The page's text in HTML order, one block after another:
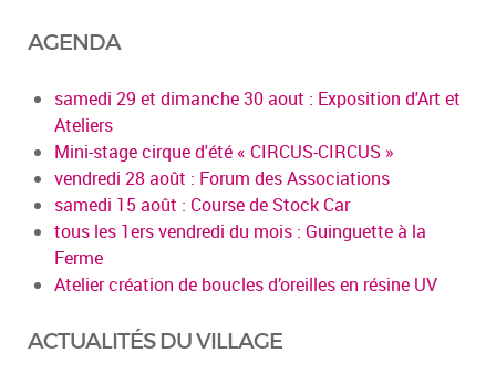
AGENDA
samedi 29 et dimanche 30 aout : Exposition d'Art et
Ateliers
Mini-stage cirque d'été « CIRCUS-CIRCUS »
vendredi 28 août : Forum des Associations
samedi 15 août : Course de Stock Car
tous les 1ers vendredi du mois : Guinguette à la
Ferme
Atelier création de boucles d’oreilles en résine UV
ACTUALITÉS DU VILLAGE